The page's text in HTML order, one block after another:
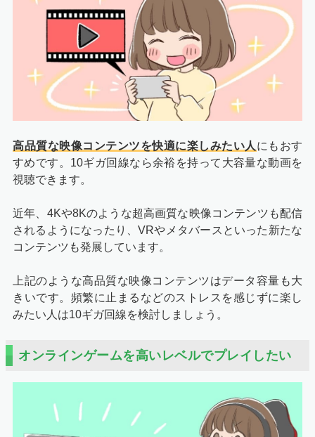
高品質な映像コンテンツを快適に楽しみたい人 にもおす
すめです。10ギガ回線なら余裕を持って大容量な動画を
視聴できます。
近年、4Kや8Kのような超高画質な映像コンテンツも配信
されるようになったり、VRやメタバースといった新たな
コンテンツも発展しています。
上記のような高品質な映像コンテンツはデータ容量も大
きいです。頻繁に止まるなどのストレスを感じずに楽し
みたい人は10ギガ回線を検討しましょう。
オンラインゲームを高いレベルでプレイしたい